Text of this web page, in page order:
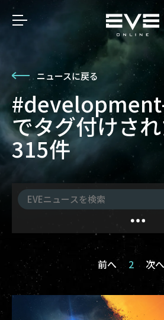
ニュースに戻る
でタグ付けさ
315件
前へ 2 次へ